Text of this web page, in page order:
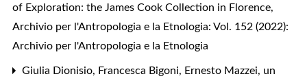
of Exploration: the James Cook Collection in Florence,
Archivio per l'Antropologia e la Etnologia: Vol. 152 (2022):
Archivio per l'Antropologia e la Etnologia
Giulia Dionisio, Francesca Bigoni, Ernesto Mazzei, un